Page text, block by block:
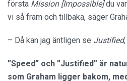
första Mission [Impossible]du
vi så fram och tillbaka, säger
– Då kan jag äntligen se Justified
”Speed” och ”Justified” är
som Graham ligger bakom,